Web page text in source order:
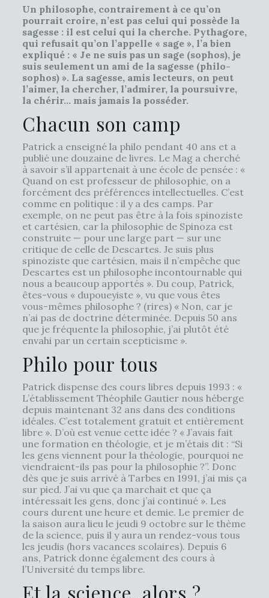
Un philosophe, contrairement à ce qu’on
pourrait croire, n’est pas celui qui possède la
sagesse : il est celui qui la cherche. Pythagore,
qui refusait qu’on l’appelle « sage », l’a bien
expliqué : « Je ne suis pas un sage (sophos), je
suis seulement un ami de la sagesse (philo-
sophos) ». La sagesse, amis lecteurs, on peut
l’aimer, la chercher, l’admirer, la poursuivre,
la chérir… mais jamais la posséder.
Chacun son camp
Patrick a enseigné la philo pendant 40 ans et a
publié une douzaine de livres. Le Mag a cherché
à savoir s’il appartenait à une école de pensée : «
Quand on est professeur de philosophie, on a
forcément des préférences intellectuelles. C’est
comme en politique : il y a des camps. Par
exemple, on ne peut pas être à la fois spinoziste
et cartésien, car la philosophie de Spinoza est
construite — pour une large part — sur une
critique de celle de Descartes. Je suis plus
spinoziste que cartésien, mais il n’empêche que
Descartes est un philosophe incontournable qui
nous a beaucoup apportés ». Du coup, Patrick,
êtes-vous « dupoueyiste », vu que vous êtes
vous-mêmes philosophe ? (rires) « Non, car je
n’ai pas de doctrine déterminée. Depuis 50 ans
que je fréquente la philosophie, j’ai plutôt été
envahi par un certain scepticisme ».
Philo pour tous
Patrick dispense des cours libres depuis 1993 : «
L’établissement Théophile Gautier nous héberge
depuis maintenant 32 ans dans des conditions
idéales. C’est totalement gratuit et entièrement
libre ». D’où est venue cette idée ? « J’avais fait
une formation en théologie, et je m’étais dit : “Si
les gens viennent pour la théologie, pourquoi ne
viendraient-ils pas pour la philosophie ?”. Donc
dès que je suis arrivé à Tarbes en 1991, j’ai mis ça
sur pied. J’ai vu que ça marchait et que ça
intéressait les gens, donc j’ai continué ». Les
cours durent une heure et demie. Le premier de
la saison aura lieu le jeudi 9 octobre sur le thème
de la science, puis il y aura un rendez-vous tous
les jeudis (hors vacances scolaires). Depuis 6
ans, Patrick donne également des cours à
l’Université du temps libre.
Et la science, alors ?